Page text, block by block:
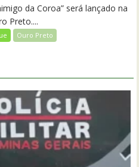
da Coroa” será lançado na
Preto....
Ouro Preto